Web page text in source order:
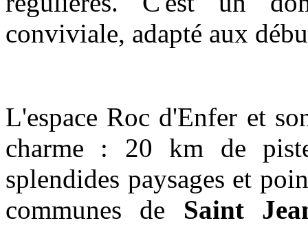
conviviale, adapté aux
L'espace Roc d'Enfer et
charme : 20 km de
splendides paysages et
communes de Saint